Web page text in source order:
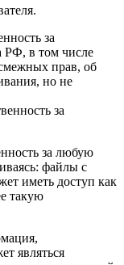
за
РФ, в том числе
прав, об
но не
за
за любую
файлы с
иметь доступ как
такую
являться